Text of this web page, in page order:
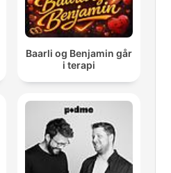
Baarli og Benjamin går
i terapi